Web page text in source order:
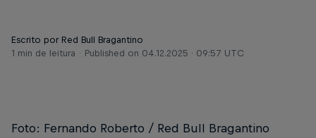
Escrito por Red Bull Bragantino
1 min de leitura
Published on 04.12.2025 · 09:57 UTC
Foto: Fernando Roberto / Red Bull Bragantino